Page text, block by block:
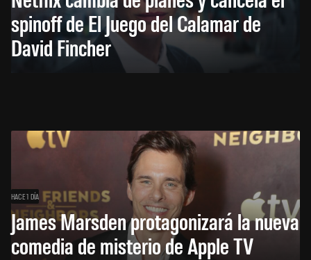
spinoff de El Juego del Calamar de
David Fincher
HACE 1 DÍA
James Marsden protagonizará la nueva
comedia de misterio de Apple TV